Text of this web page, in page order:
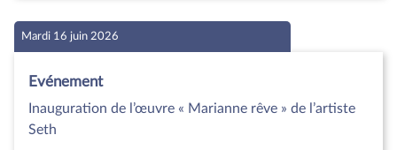
Mardi 16 juin 2026
Evénement
Inauguration de l’œuvre « Marianne rêve » de l’artiste
Seth